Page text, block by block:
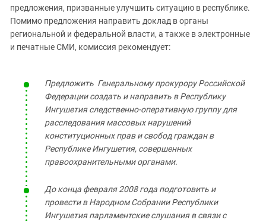
предложения, призванные улучшить ситуацию в республике.
Помимо предложения направить доклад в органы
региональной и федеральной власти, а также в электронные
и печатные СМИ, комиссия рекомендует:
Предложить Генеральному прокурору Российской
Федерации создать и направить в Республику
Ингушетия следственно-оперативную группу для
расследования массовых нарушений
конституционных прав и свобод граждан в
Республике Ингушетия, совершенных
правоохранительными органами.
До конца февраля 2008 года подготовить и
провести в Народном Собрании Республики
Ингушетия парламентские слушания в связи с